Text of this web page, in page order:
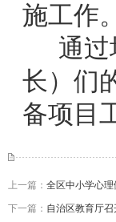
施工作。
通过
长）们
备项目
上一篇： 全区中小学心
下一篇： 自治区教育厅